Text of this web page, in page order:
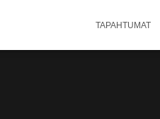
TAPAHTUMAT